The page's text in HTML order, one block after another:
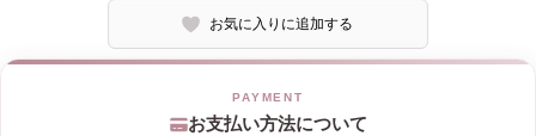
お気に入りに追加する
お支払い方法について